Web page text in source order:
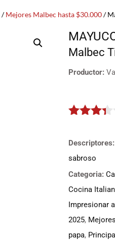
/Mejores Malbec hasta $30.000/
Malbec
Productor:
Descriptores:
sabroso
Categoria:
Cocina
Impresionar
2025,
papa, Principal